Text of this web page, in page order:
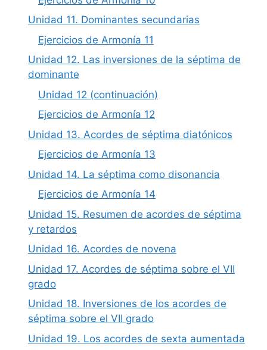
Unidad 11. Dominantes secundarias
Ejercicios de Armonía 11
Unidad 12. Las inversiones de la séptima de
dominante
Unidad 12 (continuación)
Ejercicios de Armonía 12
Unidad 13. Acordes de séptima diatónicos
Ejercicios de Armonía 13
Unidad 14. La séptima como disonancia
Ejercicios de Armonía 14
Unidad 15. Resumen de acordes de séptima
y retardos
Unidad 16. Acordes de novena
Unidad 17. Acordes de séptima sobre el VII
grado
Unidad 18. Inversiones de los acordes de
séptima sobre el VII grado
Unidad 19. Los acordes de sexta aumentada